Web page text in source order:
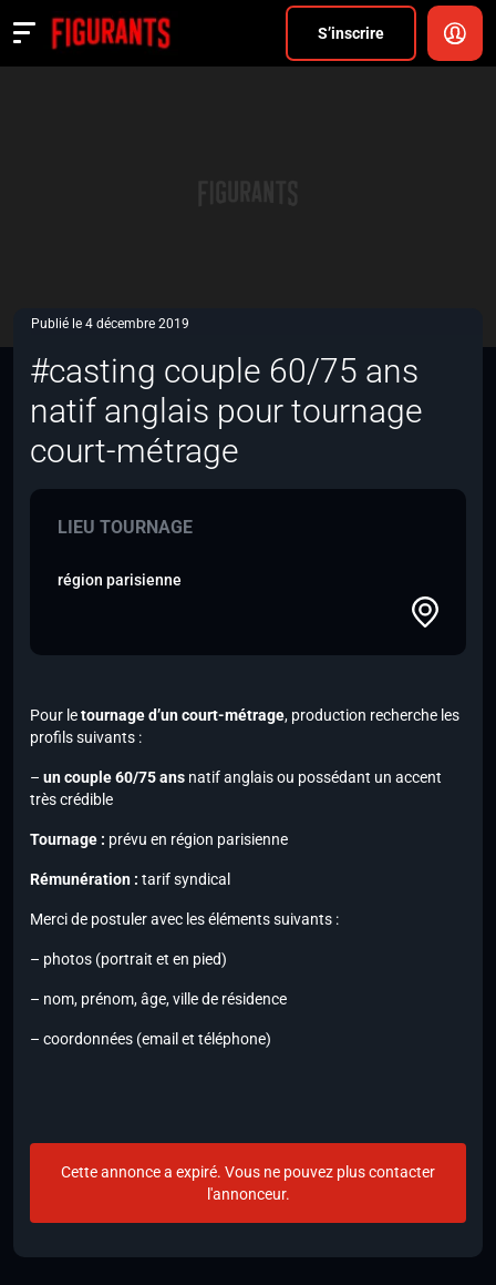
S’inscrire
Actualités
Publié le 4 décembre 2019
#casting couple 60/75 ans
natif anglais pour tournage
court-métrage
LIEU TOURNAGE
région parisienne
Pour letournage d’un court-métrage, production recherche les
profils suivants :
– un couple 60/75 ans natif anglaisou possédant un accent
très crédible
Tournage : prévu en région parisienne
Rémunération : tarif syndical
Merci de postuler avec les éléments suivants :
– photos (portrait et en pied)
– nom, prénom, âge, ville de résidence
– coordonnées (email et téléphone)
Cette annonce a expiré. Vous ne pouvez plus contacter
l'annonceur.